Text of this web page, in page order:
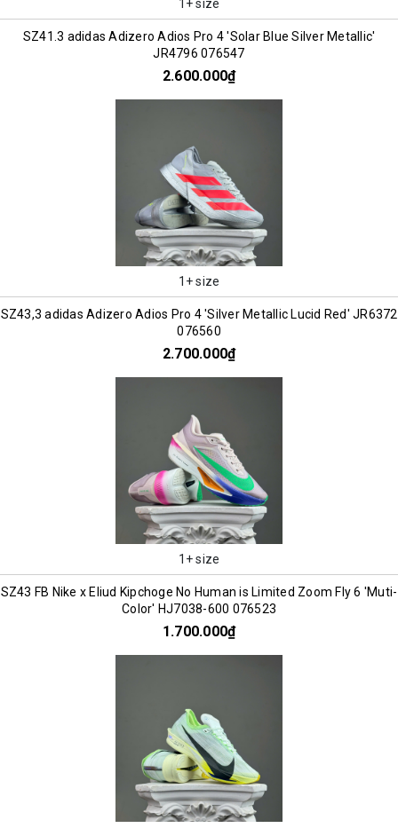
1+ size
SZ41.3 adidas Adizero Adios Pro 4 'Solar Blue Silver Metallic'
JR4796 076547
2.600.000₫
1+ size
SZ43,3 adidas Adizero Adios Pro 4 'Silver Metallic Lucid Red' JR6372
076560
2.700.000₫
1+ size
SZ43 FB Nike x Eliud Kipchoge No Human is Limited Zoom Fly 6 'Muti-
Color' HJ7038-600 076523
1.700.000₫